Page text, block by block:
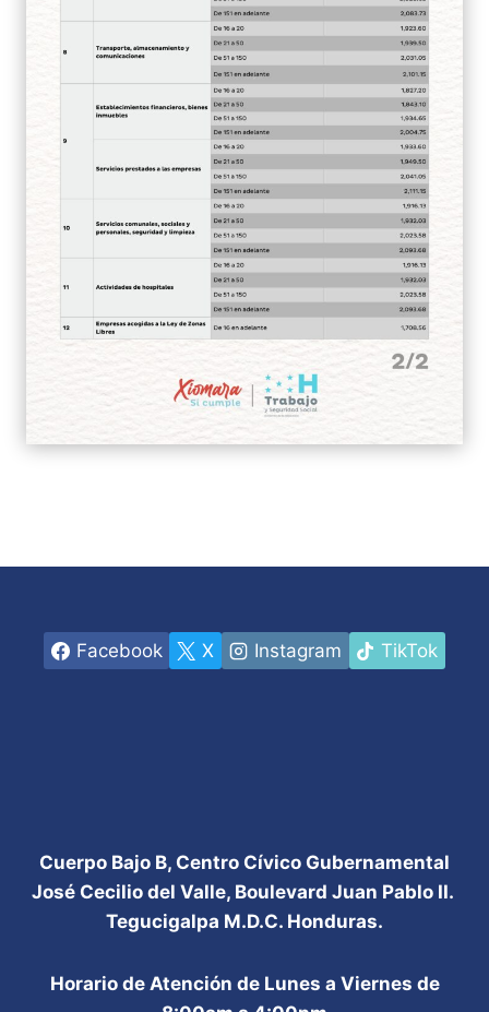
Facebook X Instagram TikTok
Cuerpo Bajo B, Centro Cívico Gubernamental
José Cecilio del Valle, Boulevard Juan Pablo II.
Tegucigalpa M.D.C. Honduras.
Horario de Atención de Lunes a Viernes de